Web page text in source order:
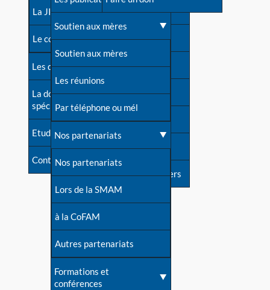
Une difficulté d'allaitement ?
Cas particuliers
Mythes et vérités
Devenir animatrice ?
Une question sur le site
La JIA
Le congrès
Les dossiers de l'allaitement
La documentation
spécialisée
Etudes récentes
Contact
contacts
Contact presse
Dossier de presse
Soutenir LLL
Livre d'or
Forum
S'inscrire à nos newsletters
Soutien aux mères
Soutien aux mères
Les réunions
Par téléphone ou mél
Nos partenariats
Nos partenariats
Lors de la SMAM
à la CoFAM
Autres partenariats
Formations et
conférences